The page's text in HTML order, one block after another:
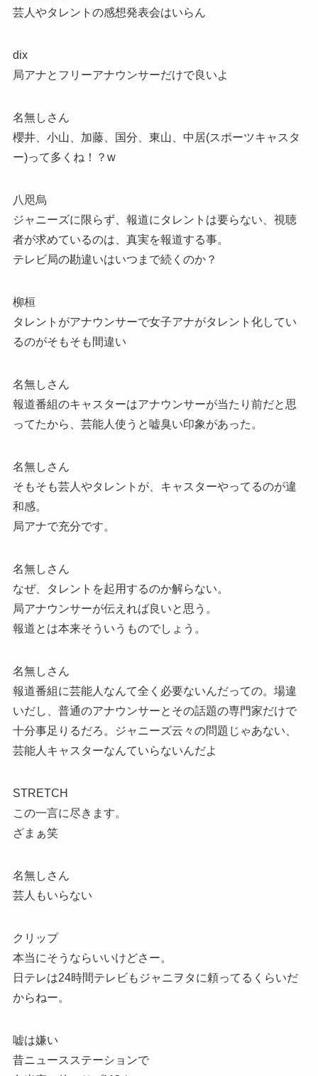
芸人やタレントの感想発表会はいらん
dix
局アナとフリーアナウンサーだけで良いよ
名無しさん
櫻井、小山、加藤、国分、東山、中居(スポーツキャスタ
ー)って多くね！？w
八咫烏
ジャニーズに限らず、報道にタレントは要らない、視聴
者が求めているのは、真実を報道する事。
テレビ局の勘違いはいつまで続くのか？
柳桓
タレントがアナウンサーで女子アナがタレント化してい
るのがそもそも間違い
名無しさん
報道番組のキャスターはアナウンサーが当たり前だと思
ってたから、芸能人使うと嘘臭い印象があった。
名無しさん
そもそも芸人やタレントが、キャスターやってるのが違
和感。
局アナで充分です。
名無しさん
なぜ、タレントを起用するのか解らない。
局アナウンサーが伝えれば良いと思う。
報道とは本来そういうものでしょう。
名無しさん
報道番組に芸能人なんて全く必要ないんだっての。場違
いだし、普通のアナウンサーとその話題の専門家だけで
十分事足りるだろ。ジャニーズ云々の問題じゃあない、
芸能人キャスターなんていらないんだよ
STRETCH
この一言に尽きます。
ざまぁ笑
名無しさん
芸人もいらない
クリップ
本当にそうならいいけどさー。
日テレは24時間テレビもジャニヲタに頼ってるくらいだ
からねー。
嘘は嫌い
昔ニュースステーションで